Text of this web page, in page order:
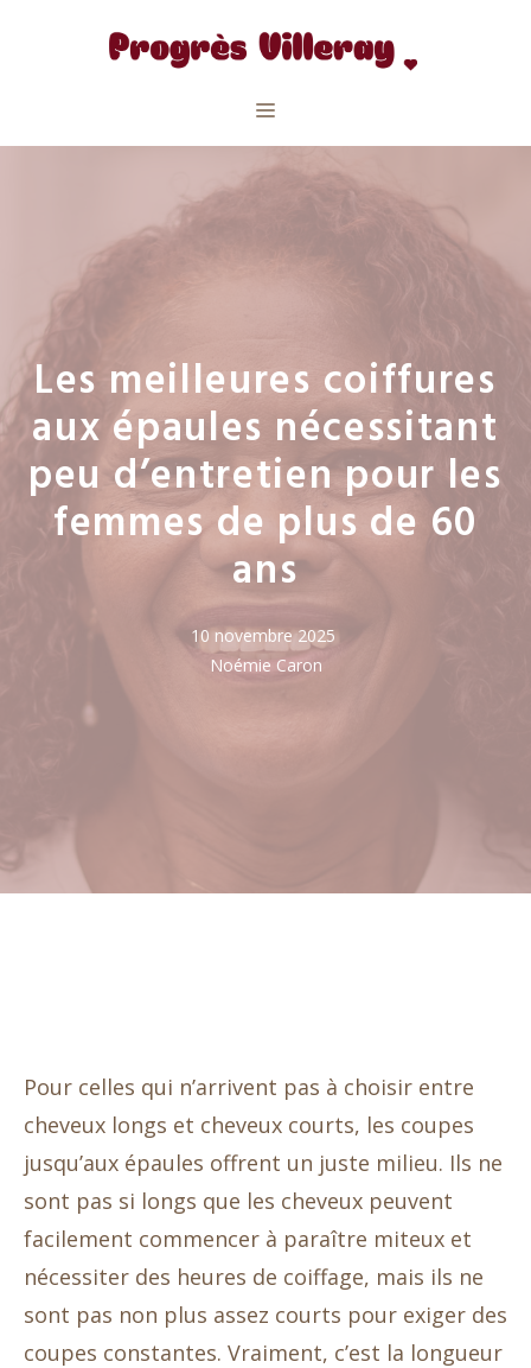
Menu
Les meilleures coiffures
aux épaules nécessitant
peu d’entretien pour les
femmes de plus de 60
ans
10 novembre 2025
Noémie Caron
Pour celles qui n’arrivent pas à choisir entre
cheveux longs et cheveux courts, les coupes
jusqu’aux épaules offrent un juste milieu. Ils ne
sont pas si longs que les cheveux peuvent
facilement commencer à paraître miteux et
nécessiter des heures de coiffage, mais ils ne
sont pas non plus assez courts pour exiger des
coupes constantes. Vraiment, c’est la longueur